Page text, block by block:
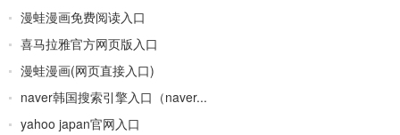
漫蛙漫画免费阅读入口
喜马拉雅官方网页版入口
漫蛙漫画(网页直接入口)
naver韩国搜索引擎入口（naver...
yahoo japan官网入口